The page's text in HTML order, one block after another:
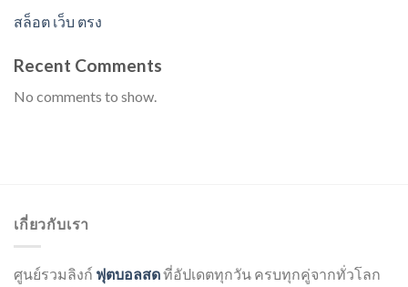
สล็อต เว็บ ตรง
Recent Comments
No comments to show.
เกี่ยวกับเรา
ศูนย์รวมลิงก์ ฟุตบอลสดที่อัปเดตทุกวัน ครบทุกคู่จากทั่วโลก